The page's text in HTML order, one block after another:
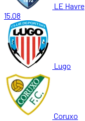
LE Havre
15.08
Lugo
Coruxo